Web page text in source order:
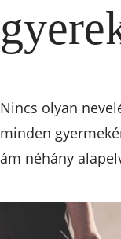
Nincs olyan
minden
ám néhány